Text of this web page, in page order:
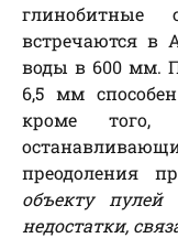
встречаются в
воды в 600 мм.
6,5 мм
кроме того,
преодоления
объекту
недостатки,